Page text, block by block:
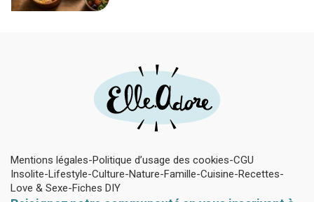
Mentions légales Politique d’usage des cookies CGU
Insolite Lifestyle Culture Nature Famille Cuisine Recettes
Love & Sexe Fiches DIY